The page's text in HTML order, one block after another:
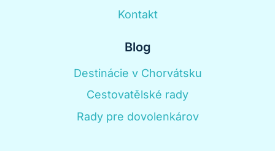
Kontakt
Blog
Destinácie v Chorvátsku
Cestovatělské rady
Rady pre dovolenkárov